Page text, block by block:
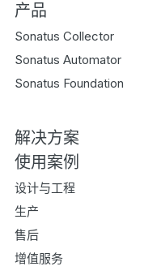
产品
Sonatus Collector
Sonatus Automator
Sonatus Foundation
解决方案
使用案例
设计与工程
生产
售后
增值服务